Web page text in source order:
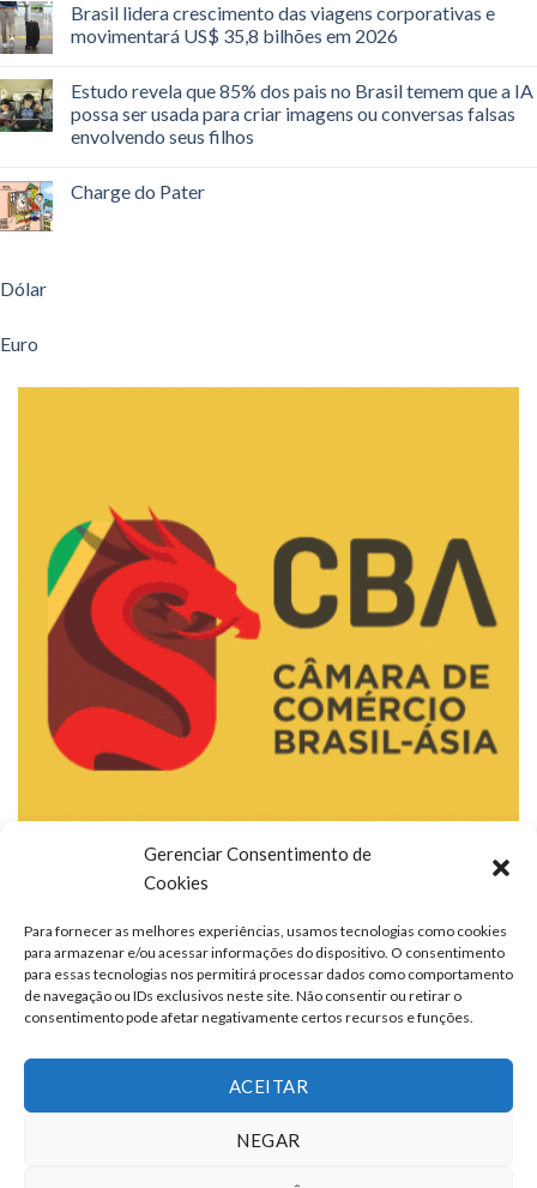
Gerenciar Consentimento de
Cookies
Para fornecer as melhores experiências, usamos tecnologias como cookies
para armazenar e/ou acessar informações do dispositivo. O consentimento
para essas tecnologias nos permitirá processar dados como comportamento
de navegação ou IDs exclusivos neste site. Não consentir ou retirar o
consentimento pode afetar negativamente certos recursos e funções.
ACEITAR
NEGAR
Brasil lidera crescimento das viagens corporativas e
movimentará US$ 35,8 bilhões em 2026
Estudo revela que 85% dos pais no Brasil temem que a IA
possa ser usada para criar imagens ou conversas falsas
envolvendo seus filhos
Charge do Pater
Dólar
Euro